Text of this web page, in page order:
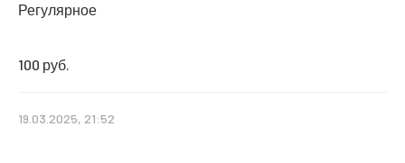
Регулярное
100 руб.
19.03.2025, 21:52